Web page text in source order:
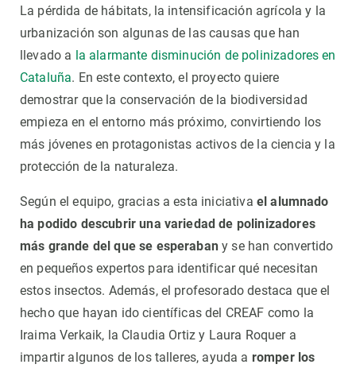
La pérdida de hábitats, la intensificación agrícola y la
urbanización son algunas de las causas que han
llevado a la alarmante disminución de polinizadores en
Cataluña. En este contexto, el proyecto quiere
demostrar que la conservación de la biodiversidad
empieza en el entorno más próximo, convirtiendo los
más jóvenes en protagonistas activos de la ciencia y la
protección de la naturaleza.
Según el equipo, gracias a esta iniciativa el alumnado
ha podido descubrir una variedad de polinizadores
más grande del que se esperabany se han convertido
en pequeños expertos para identificar qué necesitan
estos insectos. Además, el profesorado destaca que el
hecho que hayan ido científicas del CREAF como la
Iraima Verkaik, la Claudia Ortiz y Laura Roquer a
impartir algunos de los talleres, ayuda a romper los